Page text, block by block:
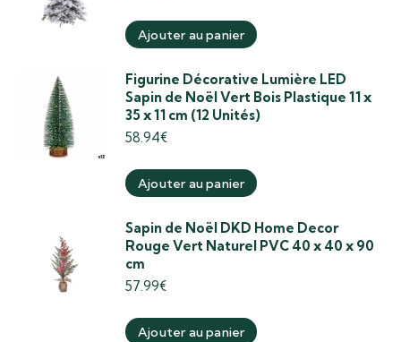
Ajouter au panier
Figurine Décorative Lumière LED
Sapin de Noël Vert Bois Plastique 11 x
35 x 11 cm (12 Unités)
58.94€
Ajouter au panier
Sapin de Noël DKD Home Decor
Rouge Vert Naturel PVC 40 x 40 x 90
cm
57.99€
Ajouter au panier